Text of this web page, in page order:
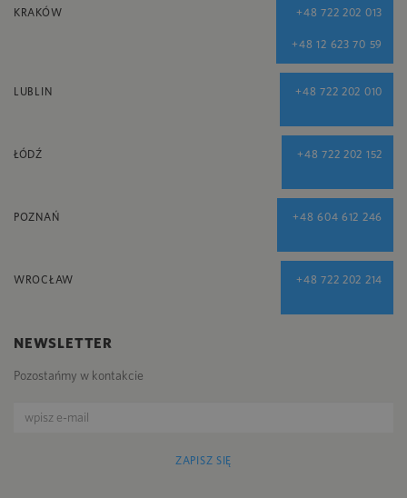
KRAKÓW +48 722 202 013
+48 12 623 70 59
LUBLIN +48 722 202 010
ŁÓDŹ +48 722 202 152
POZNAŃ +48 604 612 246
WROCŁAW +48 722 202 214
NEWSLETTER
Pozostańmy w kontakcie
ZAPISZ SIĘ